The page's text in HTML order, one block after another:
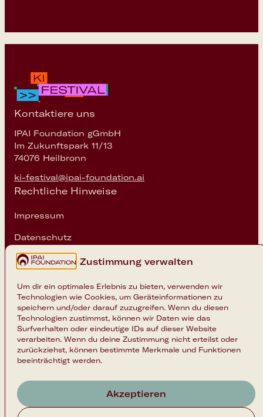
Zustimmung verwalten
Um dir ein optimales Erlebnis zu bieten, verwenden wir
Technologien wie Cookies, um Geräteinformationen zu
speichern und/oder darauf zuzugreifen. Wenn du diesen
Technologien zustimmst, können wir Daten wie das
Surfverhalten oder eindeutige IDs auf dieser Website
verarbeiten. Wenn du deine Zustimmung nicht erteilst oder
zurückziehst, können bestimmte Merkmale und Funktionen
beeinträchtigt werden.
Akzeptieren
Kontaktiere uns
IPAI Foundation gGmbH
Im Zukunftspark 11/13
74076 Heilbronn
ki-festival@ipai-foundation.ai
Rechtliche Hinweise
Impressum
Datenschutz
Cookie-Einstellungen
Nach oben